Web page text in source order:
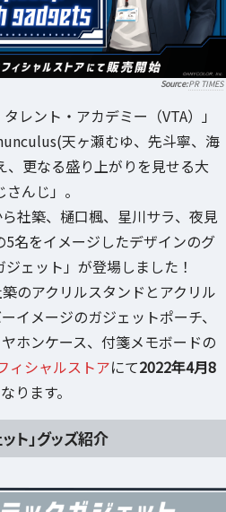
PR TIMES
レント・アカデミー（VTA）」
天ヶ瀬むゆ、先斗寧、海
更なる盛り上がりを見せる大
んじ」。
社築、樋口楓、星川サラ、夜見
名をイメージしたデザインのグ
ェット」が登場しました！
のアクリルスタンドとアクリル
イメージのガジェットポーチ、
ホンケース、付箋メモボードの
ィシャルストアにて2022年4月8
ります。
ト」グッズ紹介